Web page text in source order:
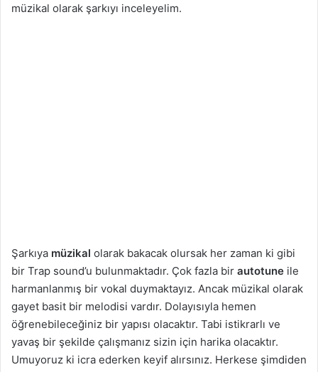
müzikal olarak şarkıyı inceleyelim.
Şarkıya müzikal olarak bakacak olursak her zaman ki gibi
bir Trap sound’u bulunmaktadır. Çok fazla bir autotune ile
harmanlanmış bir vokal duymaktayız. Ancak müzikal olarak
gayet basit bir melodisi vardır. Dolayısıyla hemen
öğrenebileceğiniz bir yapısı olacaktır. Tabi istikrarlı ve
yavaş bir şekilde çalışmanız sizin için harika olacaktır.
Umuyoruz ki icra ederken keyif alırsınız. Herkese şimdiden